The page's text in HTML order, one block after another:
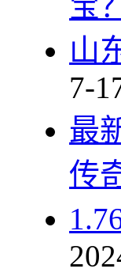
山
7-
最
传